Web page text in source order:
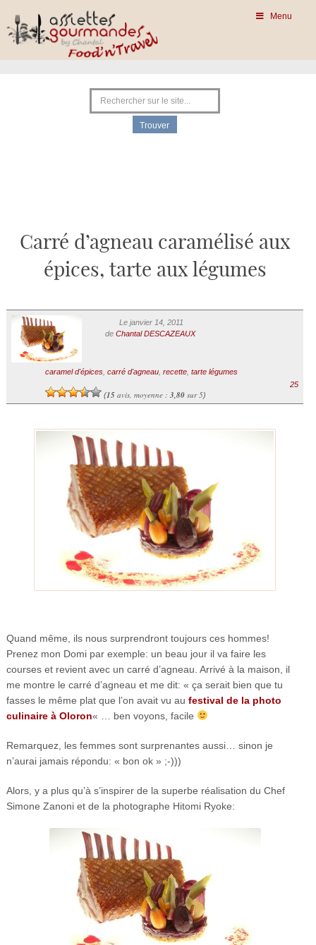
Menu
Carré d’agneau caramélisé aux
épices, tarte aux légumes
Le janvier 14, 2011
de Chantal DESCAZEAUX
caramel d'épices, carré d'agneau, recette, tarte légumes
(15avis, moyenne : 3,80sur 5)
25
Quand même, ils nous surprendront toujours ces hommes!
Prenez mon Domi par exemple: un beau jour il va faire les
courses et revient avec un carré d’agneau. Arrivé à la maison, il
me montre le carré d’agneau et me dit: « ça serait bien que tu
fasses le même plat que l’on avait vu au festival de la photo
culinaire à Oloron« … ben voyons, facile
Remarquez, les femmes sont surprenantes aussi… sinon je
n’aurai jamais répondu: « bon ok » ;-)))
Alors, y a plus qu’à s’inspirer de la superbe réalisation du Chef
Simone Zanoni et de la photographe Hitomi Ryoke: